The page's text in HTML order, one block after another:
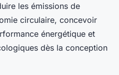
les émissions de
circulaire, concevoir
énergétique et
dès la conception